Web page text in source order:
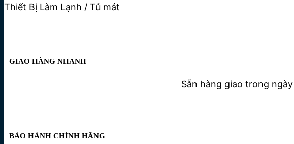
Thiết Bị Làm Lạnh / Tủ mát
GIAO HÀNG NHANH
Sẵn hàng giao trong
BẢO HÀNH CHÍNH HÃNG